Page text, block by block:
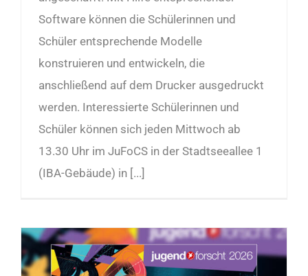
Software können die Schülerinnen und
Schüler entsprechende Modelle
konstruieren und entwickeln, die
anschließend auf dem Drucker ausgedruckt
werden. Interessierte Schülerinnen und
Schüler können sich jeden Mittwoch ab
13.30 Uhr im JuFoCS in der Stadtseeallee 1
(IBA-Gebäude) in [...]